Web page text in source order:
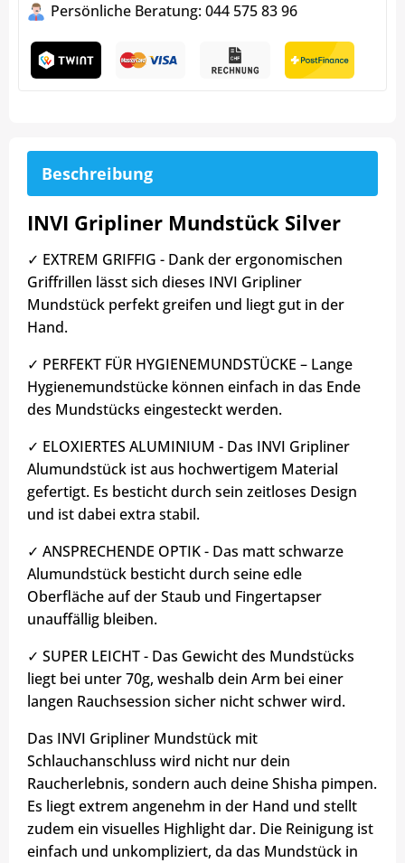
Persönliche Beratung: 044 575 83 96
Beschreibung
INVI Gripliner Mundstück Silver
✓ EXTREM GRIFFIG - Dank der ergonomischen
Griffrillen lässt sich dieses INVI Gripliner
Mundstück perfekt greifen und liegt gut in der
Hand.
✓ PERFEKT FÜR HYGIENEMUNDSTÜCKE – Lange
Hygienemundstücke können einfach in das Ende
des Mundstücks eingesteckt werden.
✓ ELOXIERTES ALUMINIUM - Das INVI Gripliner
Alumundstück ist aus hochwertigem Material
gefertigt. Es besticht durch sein zeitloses Design
und ist dabei extra stabil.
✓ ANSPRECHENDE OPTIK - Das matt schwarze
Alumundstück besticht durch seine edle
Oberfläche auf der Staub und Fingertapser
unauffällig bleiben.
✓ SUPER LEICHT - Das Gewicht des Mundstücks
liegt bei unter 70g, weshalb dein Arm bei einer
langen Rauchsession sicher nicht schwer wird.
Das INVI Gripliner Mundstück mit
Schlauchanschluss wird nicht nur dein
Raucherlebnis, sondern auch deine Shisha pimpen.
Es liegt extrem angenehm in der Hand und stellt
zudem ein visuelles Highlight dar. Die Reinigung ist
einfach und unkompliziert, da das Mundstück in